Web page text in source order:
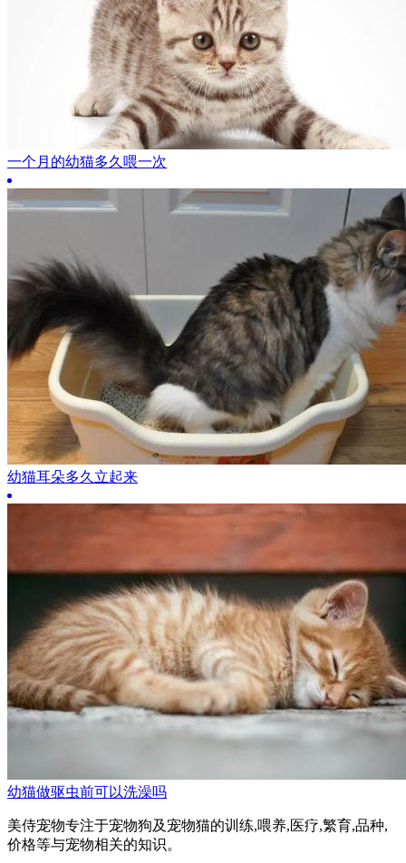
一个月的幼猫多久喂一次
幼猫耳朵多久立起来
幼猫做驱虫前可以洗澡吗
美侍宠物专注于宠物狗及宠物猫的训练,喂养,医疗,繁育,品种,
价格等与宠物相关的知识。